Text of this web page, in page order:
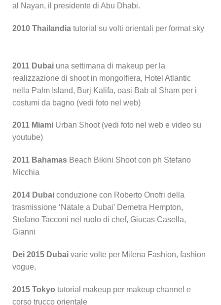
al Nayan, il presidente di Abu Dhabi.
2010 Thailandia tutorial su volti orientali per format sky
2011 Dubai una settimana di makeup per la
realizzazione di shoot in mongolfiera, Hotel Atlantic
nella Palm Island, Burj Kalifa, oasi Bab al Sham per i
costumi da bagno (vedi foto nel web)
2011 Miami Urban Shoot (vedi foto nel web e video su
youtube)
2011 Bahamas Beach Bikini Shoot con ph Stefano
Micchia
2014 Dubai conduzione con Roberto Onofri della
trasmissione ‘Natale a Dubai’ Demetra Hempton,
Stefano Tacconi nel ruolo di chef, Giucas Casella,
Gianni
Dei 2015 Dubai varie volte per Milena Fashion, fashion
vogue,
2015 Tokyo tutorial makeup per makeup channel e
corso trucco orientale